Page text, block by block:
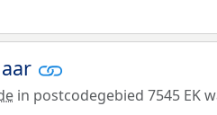
in postcodegebied 7545 EK